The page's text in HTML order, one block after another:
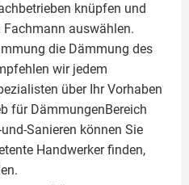
knüpfen und
auswählen.
die Dämmung des
wir jedem
über Ihr Vorhaben
für DämmungenBereich
Sanieren können Sie
Handwerker finden,